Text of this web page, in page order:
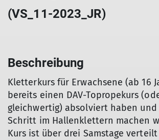
(VS_11-2023_JR)
Beschreibung
Kletterkurs für Erwachsene (ab 16
bereits einen DAV-Topropekurs
gleichwertig) absolviert haben
Schritt im Hallenklettern machen
Kurs ist über drei Samstage